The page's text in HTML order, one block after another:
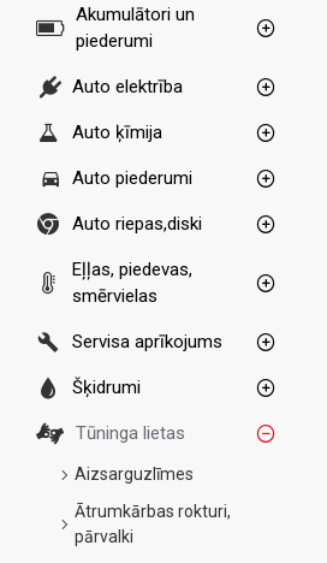
Akumulātori un
piederumi
Auto elektrība
Auto ķīmija
Auto piederumi
Auto riepas,diski
Eļļas, piedevas,
smērvielas
Servisa aprīkojums
Šķidrumi
Tūninga lietas
Aizsarguzlīmes
Ātrumkārbas rokturi,
pārvalki